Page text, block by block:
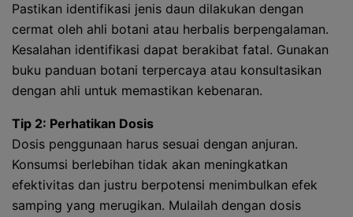
Pastikan identifikasi jenis daun dilakukan dengan
cermat oleh ahli botani atau herbalis berpengalaman.
Kesalahan identifikasi dapat berakibat fatal. Gunakan
buku panduan botani terpercaya atau konsultasikan
dengan ahli untuk memastikan kebenaran.
Tip 2: Perhatikan Dosis
Dosis penggunaan harus sesuai dengan anjuran.
Konsumsi berlebihan tidak akan meningkatkan
efektivitas dan justru berpotensi menimbulkan efek
samping yang merugikan. Mulailah dengan dosis